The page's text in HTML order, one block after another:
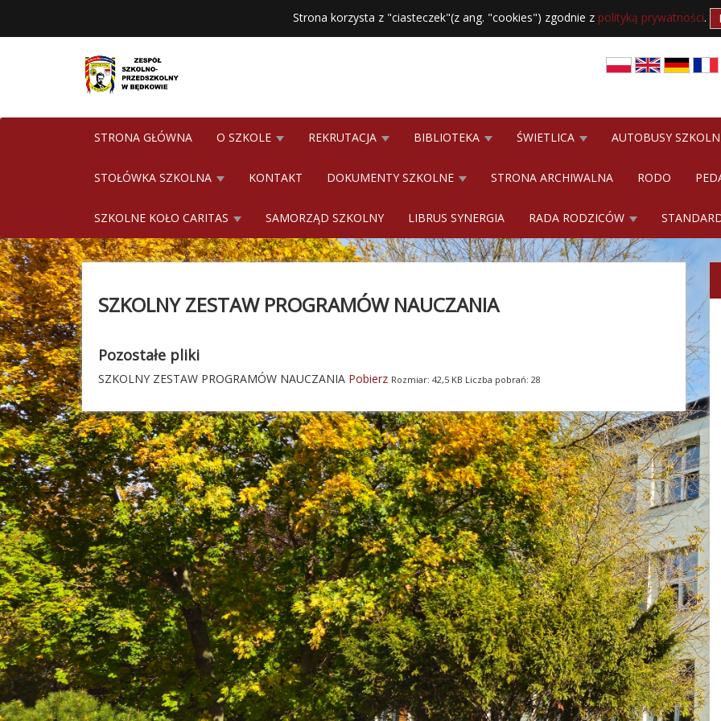
Strona korzysta z "ciasteczek"(z ang. "cookies") zgodnie z polityką prywatności.
STRONA GŁÓWNA O SZKOLE REKRUTACJA BIBLIOTEKA ŚWIETLICA AUTOBUSY
STOŁÓWKA SZKOLNA KONTAKT DOKUMENTY SZKOLNE STRONA ARCHIWALNA RODO
SZKOLNE KOŁO CARITAS SAMORZĄD SZKOLNY LIBRUS SYNERGIA RADA RODZICÓW
SZKOLNY ZESTAW PROGRAMÓW NAUCZANIA
Pozostałe pliki
SZKOLNY ZESTAW PROGRAMÓW NAUCZANIA Pobierz Rozmiar: 42,5 KB Liczba pobrań: 28